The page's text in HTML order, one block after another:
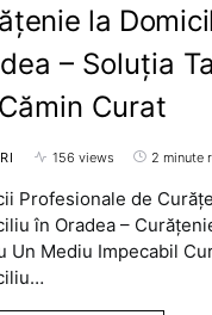
la
– Soluția
Curat
156 views 2 minute
Profesionale de
în Oradea –
Un Mediu Impecabil